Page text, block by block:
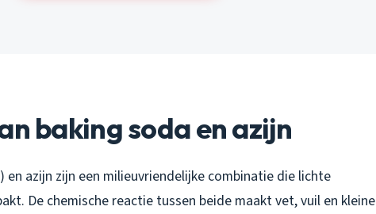
baking soda en azijn
en azijn zijn een milieuvriendelijke combinatie die lichte
De chemische reactie tussen beide maakt vet, vuil en kleine